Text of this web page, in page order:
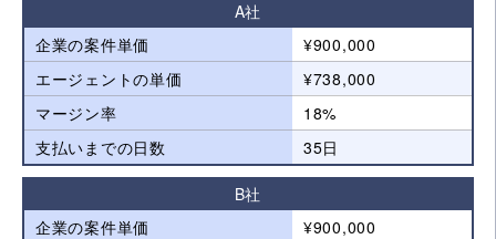
A社
企業の案件単価
¥900,000
エージェントの単価
¥738,000
マージン率
18%
支払いまでの日数
35日
B社
企業の案件単価
¥900,000